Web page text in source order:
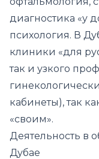
диагностика «у
психология. В
клиники «для
так и узкого
кабинеты), так
«своим».
Деятельность в
Дубае